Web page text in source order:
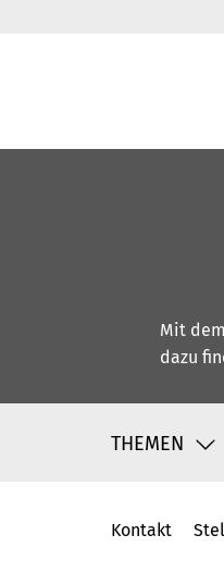
Mit
dazu
THEMEN
Kontakt